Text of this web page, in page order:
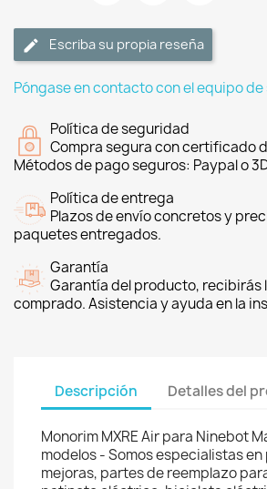
Escriba su propia reseña
Póngase en contacto con el equipo
Política de seguridad
Compra segura con certificado
Métodos de pago seguros: Paypal o
Política de entrega
Plazos de envío concretos y
paquetes entregados.
Garantía
Garantía del producto, recibirás
comprado. Asistencia y ayuda en la
Descripción Detalles del
Monorim MXRE Air para Ninebot
modelos - Somos especialistas en
mejoras, partes de reemplazo